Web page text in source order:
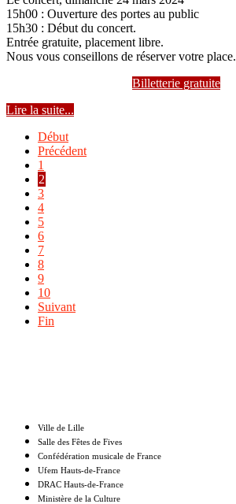
15h00 : Ouverture des portes au public
15h30 : Début du concert.
Entrée gratuite, placement libre.
Nous vous conseillons de réserver votre place.
Billetterie gratuite
Lire la suite...
Début
Précédent
1
2
3
4
5
6
7
8
9
10
Suivant
Fin
Ville de Lille
Salle des Fêtes de Fives
Confédération musicale de France
Ufem Hauts-de-France
DRAC Hauts-de-France
Ministère de la Culture